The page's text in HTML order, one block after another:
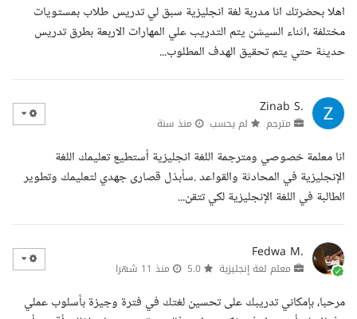
اهلا بحضرتك انا مدربة لغة انجليزية سبق لي تدريس طلاب بمستويات
مختلفة ،اثناء السيشن يتم التدريب علي المهارات الاربعة بطرق تدريس
حديثة حتي يتم تحقيق الهدف المطلوب...
Zinab S.
مترجم لم يحسب منذ سنة
انا معلمة خصوصي ومترجمة اللغة انجليزية أستطيع تعليمك اللغة
الإنجليزية في المحادثة والقواعد .سأبذل قصارى جهدي لتعليمك وتطوير
الطالبة في اللغة الإنجليزية لكي تتقن...
Fedwa M.
معلم لغة إنجليزية منذ 11 شهرا
مرحبا، بإمكاني تدريبك على تحسين لغتك في فترة وجيزة بأسلوب عملي